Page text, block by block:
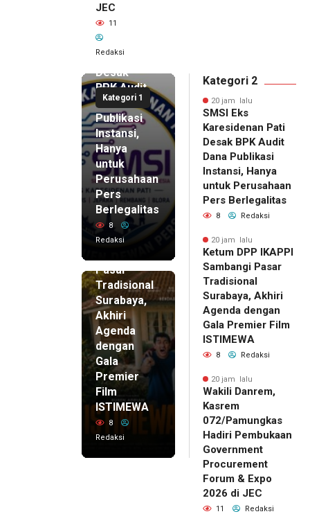
JEC
11
Redaksi
Kategori 1
20 jam lalu
SMSI Eks
Karesidenan
Pati
Desak
BPK Audit
Dana
Publikasi
Instansi,
Hanya
untuk
Perusahaan
Pers
Berlegalitas
8
Redaksi
20 jam lalu
Ketum
DPP
IKAPPI
Pasar
Tradisional
Surabaya,
Akhiri
Agenda
dengan
Gala
Premier
Film
ISTIMEWA
8
Redaksi
Kategori 2
20 jam lalu
SMSI Eks
Karesidenan Pati
Desak BPK Audit
Dana Publikasi
Instansi, Hanya
untuk Perusahaan
Pers Berlegalitas
8 Redaksi
20 jam lalu
Ketum DPP IKAPPI
Sambangi Pasar
Tradisional
Surabaya, Akhiri
Agenda dengan
Gala Premier Film
ISTIMEWA
8 Redaksi
20 jam lalu
Wakili Danrem,
Kasrem
072/Pamungkas
Hadiri Pembukaan
Government
Procurement
Forum & Expo
2026 di JEC
11 Redaksi